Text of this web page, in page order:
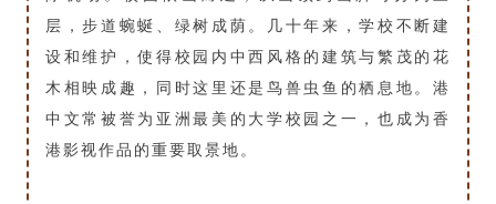
层，步道蜿蜒、绿树成荫。几十年来，学校不断建
设和维护，使得校园内中西风格的建筑与繁茂的花
木相映成趣，同时这里还是鸟兽虫鱼的栖息地。港
中文常被誉为亚洲最美的大学校园之一，也成为香
港影视作品的重要取景地。